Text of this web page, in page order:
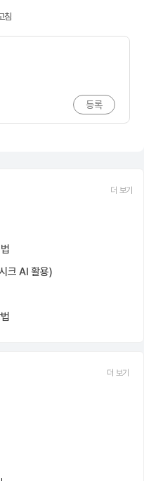
침
더 보기
크 AI 활용)
더 보기